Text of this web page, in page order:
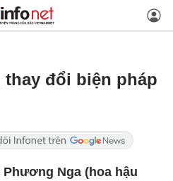
đổi biện pháp
Nga (hoa hậu